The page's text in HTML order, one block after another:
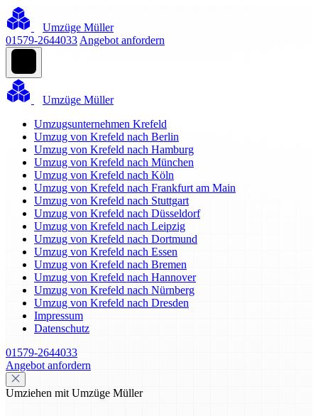
Umzüge Müller
01579-2644033 Angebot anfordern
Umzüge Müller
Umzugsunternehmen Krefeld
Umzug von Krefeld nach Berlin
Umzug von Krefeld nach Hamburg
Umzug von Krefeld nach München
Umzug von Krefeld nach Köln
Umzug von Krefeld nach Frankfurt am Main
Umzug von Krefeld nach Stuttgart
Umzug von Krefeld nach Düsseldorf
Umzug von Krefeld nach Leipzig
Umzug von Krefeld nach Dortmund
Umzug von Krefeld nach Essen
Umzug von Krefeld nach Bremen
Umzug von Krefeld nach Hannover
Umzug von Krefeld nach Nürnberg
Umzug von Krefeld nach Dresden
Impressum
Datenschutz
01579-2644033
Angebot anfordern
Umziehen mit Umzüge Müller